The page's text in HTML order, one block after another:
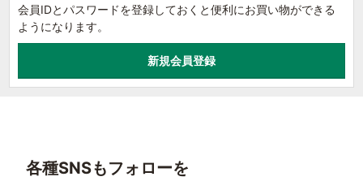
会員IDとパスワードを登録しておくと便利にお買い物ができる
ようになります。
各種SNSもフォローを